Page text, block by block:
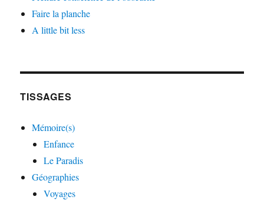
Faire la planche
A little bit less
TISSAGES
Mémoire(s)
Enfance
Le Paradis
Géographies
Voyages